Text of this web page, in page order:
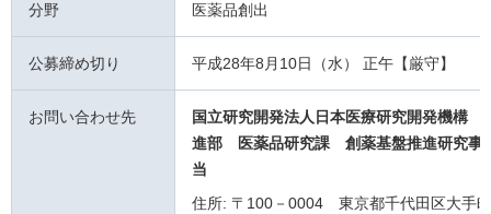
分野 医薬品創出
公募締め切り 平成28年8月10日（水） 正午【厳守】
お問い合わせ先
国立研究開発法人日本医療研究開発機構
進部 医薬品研究課
創薬基盤推進研究事
当
住所: 〒100－0004 東京都千代田区大手